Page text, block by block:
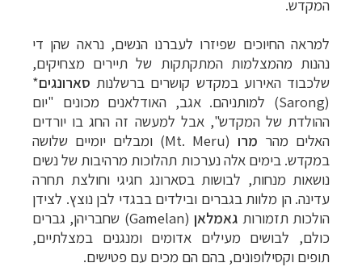
המקדש.
למראה החיוכים שפיזרו לעברנו הנשים, נראה שהן די
נהנות מהמצלמות המתקתקות של תיירים מצחיקים,
שלכבוד האירוע במקדש קושרים ברשלנות סארונגים*
(
Sarong) למותניהם. אגב, האודלאנים מכונים "יום
ההולדת של המקדש", אבל למעשה זה החג בו יורדים
האלים מהר מרו (Mt. Meru) ומבלים יומיים שלושה
במקדש. בימים אלה נערכות תהלוכות מרהיבות של נשים
נושאות מנחות, לבושות בסארונג חגיגי וחולצת תחרה
עדינה. הן מלוות בגברים ובילדים בבגדי לבן נוצץ. לצידן
הולכות תזמורות גאמלאן (Gamelan) שחבריהן, גברים
כולם, לבושים מעילים אדומים ומנגנים במצלתיים,
תופים וקסילופונים, בהם הם מכים עם פטישים.
תכנוןטיולים למזרח הרחוקלחצו לרשימת יעדים »
תכנוןטיולים לפולינזיה הצרפתיתלחצו לפרטים »
תכנוןטיולים לאוסטרליה וניו זילנדלחצו לרשימת
ההצעות »